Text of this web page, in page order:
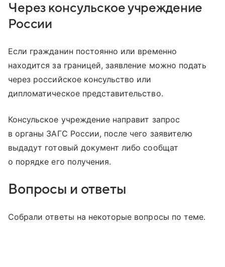
Через консульское учреждение
России
Если гражданин постоянно или временно
находится за границей, заявление можно подать
через российское консульство или
дипломатическое представительство.
Консульское учреждение направит запрос
в органы ЗАГС России, после чего заявителю
выдадут готовый документ либо сообщат
о порядке его получения.
Вопросы и ответы
Собрали ответы на некоторые вопросы по теме.